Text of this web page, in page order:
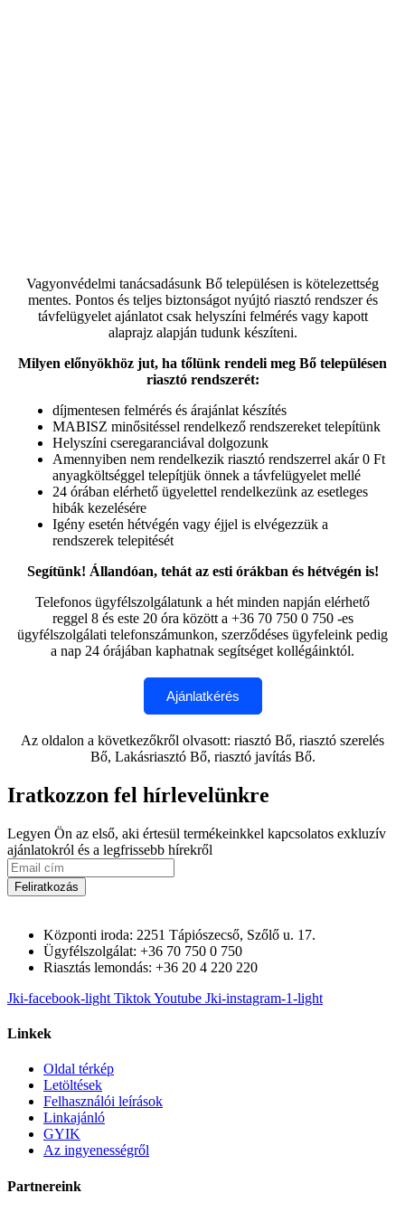
Vagyonvédelmi tanácsadásunk Bő településen is kötelezettség
mentes. Pontos és teljes biztonságot nyújtó riasztó rendszer és
távfelügyelet ajánlatot csak helyszíni felmérés vagy kapott
alaprajz alapján tudunk készíteni.
Milyen előnyökhöz jut, ha tőlünk rendeli meg Bő településen
riasztó rendszerét:
díjmentesen felmérés és árajánlat készítés
MABISZ minősitéssel rendelkező rendszereket telepítünk
Helyszíni cseregaranciával dolgozunk
Amennyiben nem rendelkezik riasztó rendszerrel akár 0 Ft
anyagköltséggel telepítjük önnek a távfelügyelet mellé
24 órában elérhető ügyelettel rendelkezünk az esetleges
hibák kezelésére
Igény esetén hétvégén vagy éjjel is elvégezzük a
rendszerek telepitését
Segítünk! Állandóan, tehát az esti órákban és hétvégén is!
Telefonos ügyfélszolgálatunk a hét minden napján elérhető
reggel 8 és este 20 óra között a +36 70 750 0 750 -es
ügyfélszolgálati telefonszámunkon, szerződéses ügyfeleink pedig
a nap 24 órájában kaphatnak segítséget kollégáinktól.
Az oldalon a következőkről olvasott: riasztó Bő, riasztó szerelés
Bő, Lakásriasztó Bő, riasztó javítás Bő.
Iratkozzon fel hírlevelünkre
Legyen Ön az első, aki értesül termékeinkkel kapcsolatos exkluzív
ajánlatokról és a legfrissebb hírekről
Feliratkozás
Központi iroda: 2251 Tápiószecső, Szőlő u. 17.
Ügyfélszolgálat: +36 70 750 0 750
Riasztás lemondás: +36 20 4 220 220
Jki-facebook-light TiktokYoutube Jki-instagram-1-light
Linkek
Oldal térkép
Letöltések
Felhasználói leírások
Linkajánló
GYIK
Az ingyenességről
Partnereink